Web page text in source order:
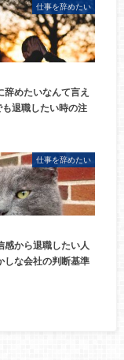
仕事を辞めたい
辞めたいなんて言え
退職したい時の注
仕事を辞めたい
感から退職したい人
しな会社の判断基準